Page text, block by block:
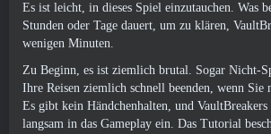
Es ist leicht, in dieses Spiel einzutauchen. Was
Stunden oder Tage dauert, um zu klären,
wenigen Minuten.
Zu Beginn, es ist ziemlich brutal. Sogar Nicht-
Ihre Reisen ziemlich schnell beenden, wenn Sie
Es gibt kein Händchenhalten, und
langsam in das Gameplay ein. Das Tutorial